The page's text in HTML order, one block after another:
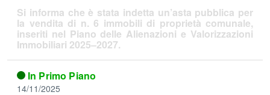
Si informa che è stata indetta un’asta pubblica per
la vendita di n. 6 immobili di proprietà comunale,
inseriti nel Piano delle Alienazioni e Valorizzazioni
Immobiliari 2025–2027.
In Primo Piano
14/11/2025